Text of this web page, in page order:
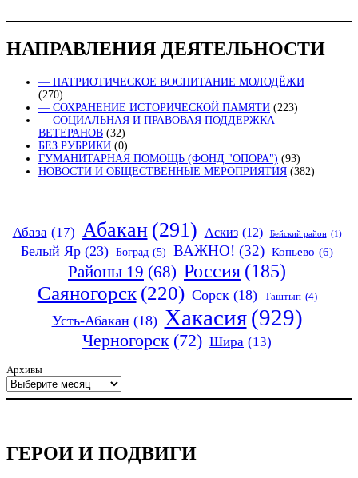
НАПРАВЛЕНИЯ ДЕЯТЕЛЬНОСТИ
— ПАТРИОТИЧЕСКОЕ ВОСПИТАНИЕ МОЛОДЁЖИ
(270)
— СОХРАНЕНИЕ ИСТОРИЧЕСКОЙ ПАМЯТИ (223)
— СОЦИАЛЬНАЯ И ПРАВОВАЯ ПОДДЕРЖКА
ВЕТЕРАНОВ (32)
БЕЗ РУБРИКИ (0)
ГУМАНИТАРНАЯ ПОМОЩЬ (ФОНД "ОПОРА") (93)
НОВОСТИ И ОБЩЕСТВЕННЫЕ МЕРОПРИЯТИЯ (382)
Абаза (17) Абакан (291) Аскиз (12) Бейский район (1)
Белый Яр (23) Боград (5) ВАЖНО! (32) Копьево (6)
Районы 19 (68) Россия (185)
Саяногорск (220) Сорск (18) Таштып (4)
Усть-Абакан (18) Хакасия (929)
Черногорск (72) Шира (13)
Архивы
ГЕРОИ И ПОДВИГИ